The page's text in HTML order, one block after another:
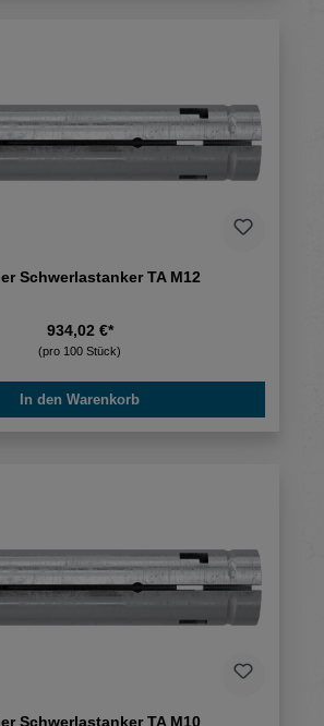
Schwerlastanker TA M12
934,02 €*
(pro 100 Stück)
In den Warenkorb
Schwerlastanker TA M10